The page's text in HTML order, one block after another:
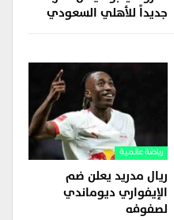
جديداً للأهلي السعودي
رياضة عالمية
ريال مدريد يعلن ضم
الإيفواري ديوماندي
لصفوفه